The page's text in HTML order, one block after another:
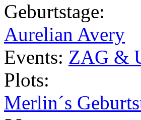
Geburtstage:
Aurelian Avery
Events: ZAG &
Plots:
Merlin´s